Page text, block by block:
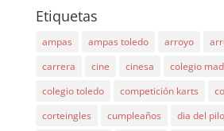
Etiquetas
ampas ampas toledo arroyo
carrera
cine cinesa colegio
colegio toledo
competición karts
corteingles
cumpleaños dia del